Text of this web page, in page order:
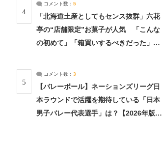
4
コメント数： 5
「北海道土産としてもセンス抜群」六花
亭の“店舗限定”お菓子が人気 「こんな
の初めて」「箱買いするべきだった」
5
コメント数： 3
【バレーボール】ネーションズリーグ日
本ラウンドで活躍を期待している「日本
男子バレー代表選手」は？【2026年版・